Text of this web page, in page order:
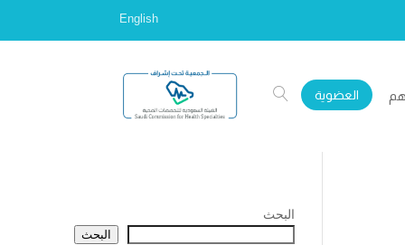
English
العضوية
البحث
البحث